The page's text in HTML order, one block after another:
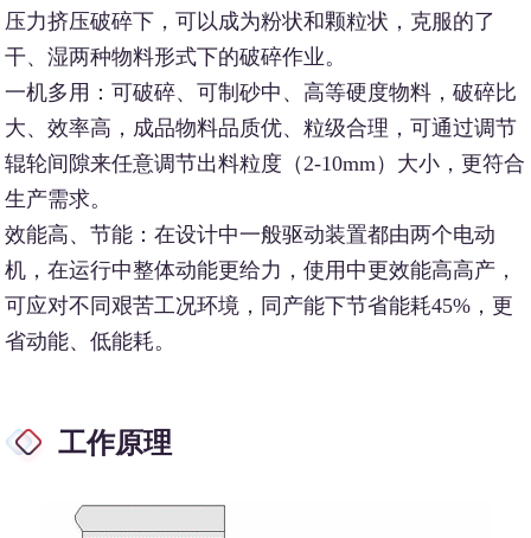
压力挤压破碎下，可以成为粉状和颗粒状，克服的了
干、湿两种物料形式下的破碎作业。
一机多用：可破碎、可制砂中、高等硬度物料，破碎比
大、效率高，成品物料品质优、粒级合理，可通过调节
辊轮间隙来任意调节出料粒度（2-10mm）大小，更符合
生产需求。
效能高、节能：在设计中一般驱动装置都由两个电动
机，在运行中整体动能更给力，使用中更效能高高产，
可应对不同艰苦工况环境，同产能下节省能耗45%，更
省动能、低能耗。
工作原理